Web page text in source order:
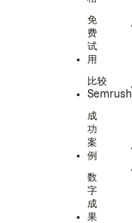
免
费
试
用
比较
Semrush
成
功
案
例
数
字
成
果